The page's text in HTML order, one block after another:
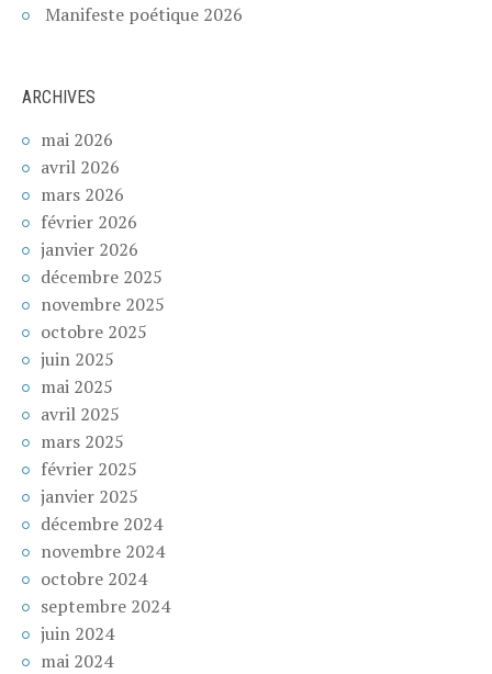
Manifeste poétique 2026
ARCHIVES
mai 2026
avril 2026
mars 2026
février 2026
janvier 2026
décembre 2025
novembre 2025
octobre 2025
juin 2025
mai 2025
avril 2025
mars 2025
février 2025
janvier 2025
décembre 2024
novembre 2024
octobre 2024
septembre 2024
juin 2024
mai 2024